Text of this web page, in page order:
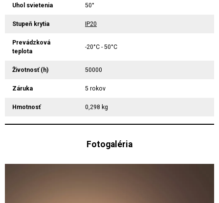
Uhol svietenia 50°
Stupeň krytia IP20
Prevádzková
teplota
-20°C - 50°C
Životnosť (h) 50000
Záruka 5 rokov
Hmotnosť 0,298 kg
Fotogaléria